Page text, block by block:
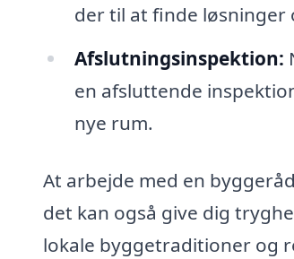
der til at finde løsninger
Afslutningsinspektion:
en afsluttende
nye rum.
At arbejde med en
det kan også give dig
lokale byggetraditioner og